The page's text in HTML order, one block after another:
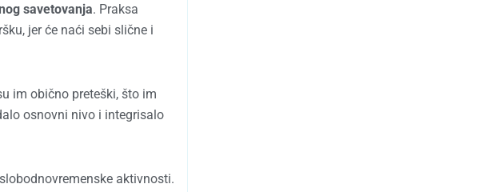
savetovanja. Praksa
jer će naći sebi slične i
im obično preteški, što im
osnovni nivo i integrisalo
aktivnosti.